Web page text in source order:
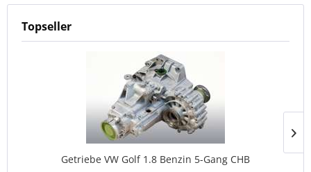
Topseller
Getriebe VW Golf 1.8 Benzin 5-Gang CHB